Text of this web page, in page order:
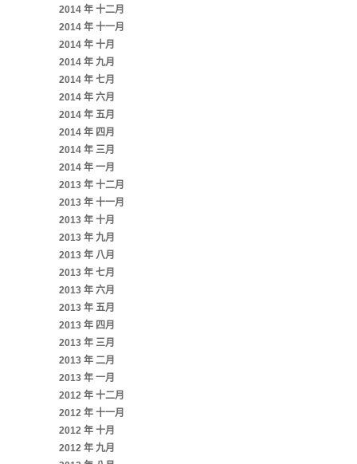
2014 年 十二月
2014 年 十一月
2014 年 十月
2014 年 九月
2014 年 七月
2014 年 六月
2014 年 五月
2014 年 四月
2014 年 三月
2014 年 一月
2013 年 十二月
2013 年 十一月
2013 年 十月
2013 年 九月
2013 年 八月
2013 年 七月
2013 年 六月
2013 年 五月
2013 年 四月
2013 年 三月
2013 年 二月
2013 年 一月
2012 年 十二月
2012 年 十一月
2012 年 十月
2012 年 九月